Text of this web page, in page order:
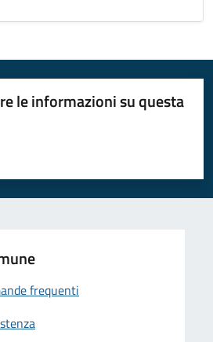
le informazioni su questa
stelle su 5
su 5
su 5
frequenti